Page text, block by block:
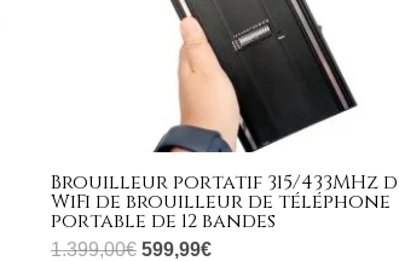
Brouilleur portatif 315/433MHz
WiFi de brouilleur de téléphone
portable de 12 bandes
1.399,00€ 599,99€